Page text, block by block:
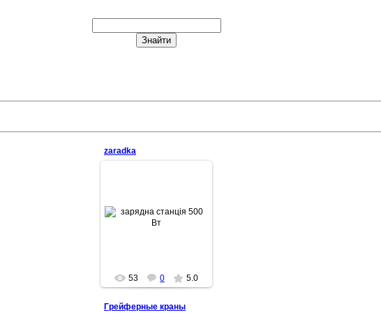
zaradka
2026-01-20
53 0 5.0
Грейферные краны